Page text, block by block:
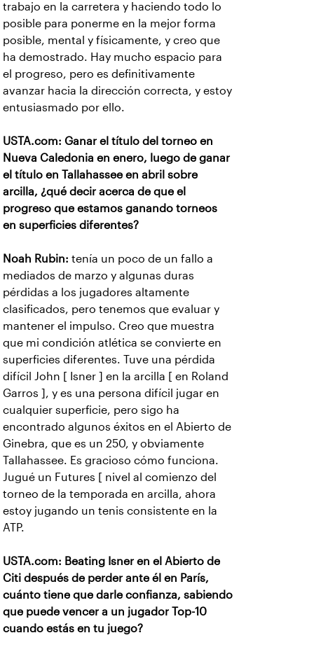
trabajo en la carretera y haciendo todo lo
posible para ponerme en la mejor forma
posible, mental y físicamente, y creo que
ha demostrado. Hay mucho espacio para
el progreso, pero es definitivamente
avanzar hacia la dirección correcta, y estoy
entusiasmado por ello.
USTA.com: Ganar el título del torneo en
Nueva Caledonia en enero, luego de ganar
el título en Tallahassee en abril sobre
arcilla, ¿qué decir acerca de que el
progreso que estamos ganando torneos
en superficies diferentes?
Noah Rubin: tenía un poco de un fallo a
mediados de marzo y algunas duras
pérdidas a los jugadores altamente
clasificados, pero tenemos que evaluar y
mantener el impulso. Creo que muestra
que mi condición atlética se convierte en
superficies diferentes. Tuve una pérdida
difícil John [ Isner ] en la arcilla [ en Roland
Garros ], y es una persona difícil jugar en
cualquier superficie, pero sigo ha
encontrado algunos éxitos en el Abierto de
Ginebra, que es un 250, y obviamente
Tallahassee. Es gracioso cómo funciona.
Jugué un Futures [ nivel al comienzo del
torneo de la temporada en arcilla, ahora
estoy jugando un tenis consistente en la
ATP.
USTA.com: Beating Isner en el Abierto de
Citi después de perder ante él en París,
cuánto tiene que darle confianza, sabiendo
que puede vencer a un jugador Top-10
cuando estás en tu juego?